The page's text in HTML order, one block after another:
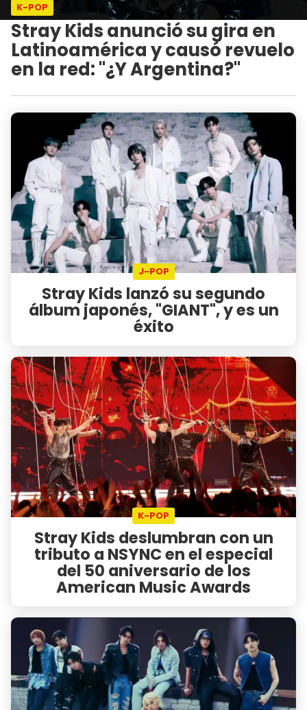
K-POP
Stray Kids anunció su gira en
Latinoamérica y causó revuelo
en la red: "¿Y Argentina?"
J-POP
Stray Kids lanzó su segundo
álbum japonés, "GIANT", y es un
éxito
K-POP
Stray Kids deslumbran con un
tributo a NSYNC en el especial
del 50 aniversario de los
American Music Awards